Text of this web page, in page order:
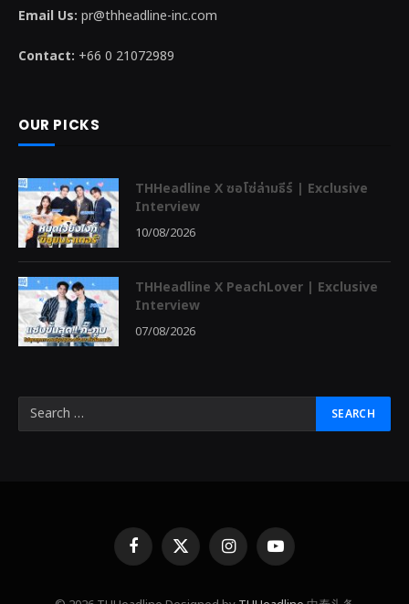
Email Us: pr@thheadline-inc.com
Contact: +66 0 21072989
OUR PICKS
THHeadline X ซอโซ่ล่ามธีร์ | Exclusive
Interview
10/08/2026
THHeadline X PeachLover | Exclusive
Interview
07/08/2026
FacebookX
(Twitter)
InstagramYouTube